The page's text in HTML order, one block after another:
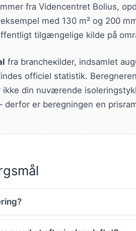
fra Videncentret Bolius,
med 130 m² og 200
tilgængelige kilde på
fra brancheкilder, indsamlet
officiel statistik.
ikke din nuværende
er beregningen en